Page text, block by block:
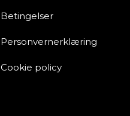
Betingelser
Personvernerklæring
Cookie policy